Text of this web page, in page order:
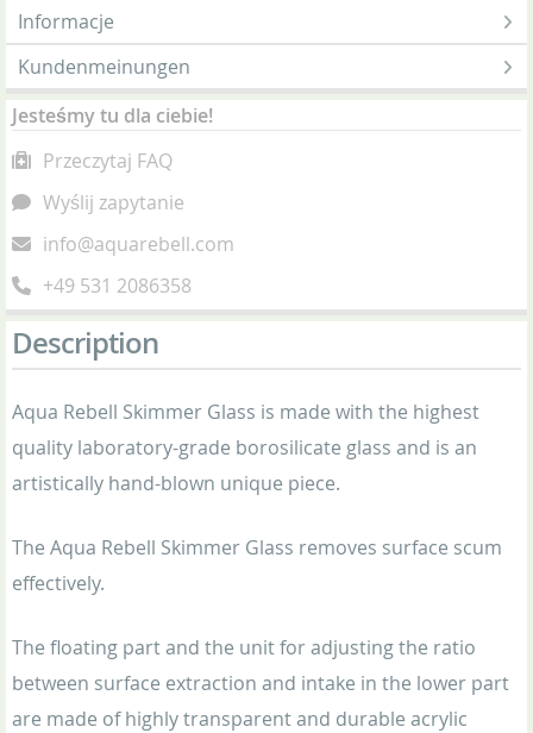
Informacje
Kundenmeinungen
Jesteśmy tu dla ciebie!
Przeczytaj FAQ
Wyślij zapytanie
info@aquarebell.com
+49 531 2086358
Description
Aqua Rebell Skimmer Glass is made with the highest
quality laboratory-grade borosilicate glass and is an
artistically hand-blown unique piece.
The Aqua Rebell Skimmer Glass removes surface scum
effectively.
The floating part and the unit for adjusting the ratio
between surface extraction and intake in the lower part
are made of highly transparent and durable acrylic